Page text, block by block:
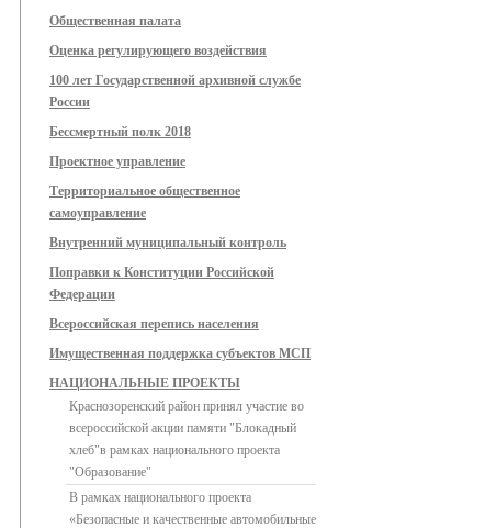
Общественная палата
Оценка регулирующего воздействия
100 лет Государственной архивной службе
России
Бессмертный полк 2018
Проектное управление
Территориальное общественное
самоуправление
Внутренний муниципальный контроль
Поправки к Конституции Российской
Федерации
Всероссийская перепись населения
Имущественная поддержка субъектов МСП
НАЦИОНАЛЬНЫЕ ПРОЕКТЫ
Краснозоренский район принял участие во
всероссийской акции памяти "Блокадный
хлеб"в рамках национального проекта
"Образование"
В рамках национального проекта
«Безопасные и качественные автомобильные